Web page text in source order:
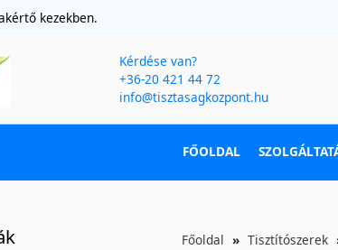
kezekben.
Kérdése van?
+36-20 421 44 72
info@tisztasagkozpont.hu
FŐOLDAL
Főoldal Tisztítószerek